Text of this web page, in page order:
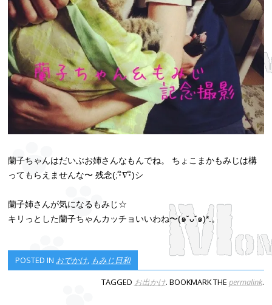
蘭子ちゃんはだいぶお姉さんなもんでね。 ちょこまかもみじは構
ってもらえませんな〜 残念(;･ิ∇･ิ)シ
蘭子姉さんが気になるもみじ☆
キリっとした蘭子ちゃんカッチョいいわね〜(๑˘ᴗ˘๑)*.。
POSTED IN おでかけ, もみじ日和
TAGGED お出かけ. BOOKMARK THE permalink.